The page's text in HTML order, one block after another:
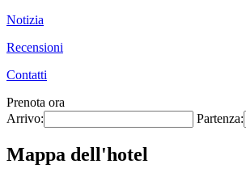
Notizia
Recensioni
Contatti
Prenota ora
Arrivo:
Partenza:
Mappa dell'hotel